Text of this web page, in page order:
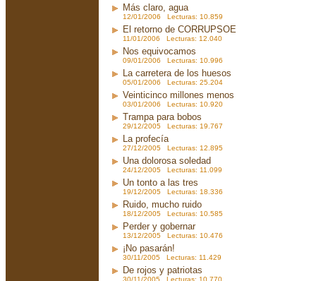
Más claro, agua
12/01/2006 Lecturas: 10.859
El retorno de CORRUPSOE
11/01/2006 Lecturas: 12.040
Nos equivocamos
09/01/2006 Lecturas: 10.996
La carretera de los huesos
05/01/2006 Lecturas: 25.204
Veinticinco millones menos
03/01/2006 Lecturas: 10.920
Trampa para bobos
29/12/2005 Lecturas: 19.767
La profecía
27/12/2005 Lecturas: 12.895
Una dolorosa soledad
24/12/2005 Lecturas: 11.099
Un tonto a las tres
19/12/2005 Lecturas: 18.336
Ruido, mucho ruido
18/12/2005 Lecturas: 10.585
Perder y gobernar
13/12/2005 Lecturas: 10.476
¡No pasarán!
30/11/2005 Lecturas: 11.429
De rojos y patriotas
30/11/2005 Lecturas: 10.770